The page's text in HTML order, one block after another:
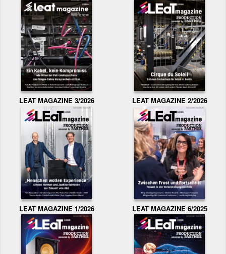
LEAT MAGAZINE 3/2026 LEAT MAGAZINE 2/2026
LEAT MAGAZINE 1/2026 LEAT MAGAZINE 6/2025